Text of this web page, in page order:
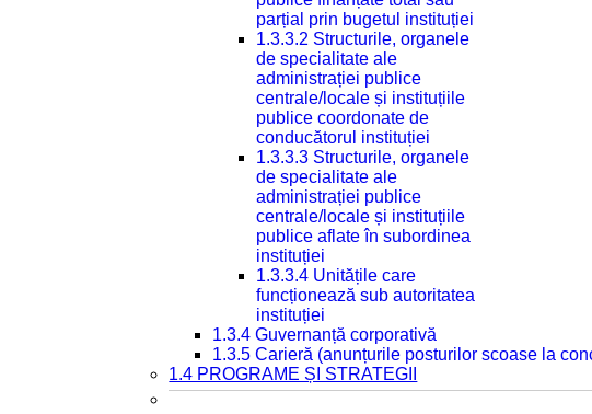
parțial prin bugetul instituției
1.3.3.2 Structurile, organele
de specialitate ale
administrației publice
centrale/locale și instituțiile
publice coordonate de
conducătorul instituției
1.3.3.3 Structurile, organele
de specialitate ale
administrației publice
centrale/locale și instituțiile
publice aflate în subordinea
instituției
1.3.3.4 Unitățile care
funcționează sub autoritatea
instituției
1.3.4 Guvernanță corporativă
1.3.5 Carieră (anunțurile posturilor scoase la
1.4 PROGRAME ȘI STRATEGII